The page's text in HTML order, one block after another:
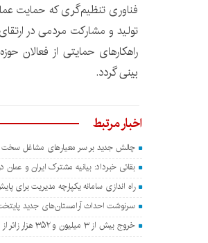
فناوری تنظیم‌گری که حمایت
تولید و مشارکت مردمی در
راهکارهای حمایتی از فعالان
بینی گردد.
اخبار مرتبط
چالش جدید بر سر معیارهای مشاغل سخت
بقائی خبرداد: بیانیه مشترک ایران و عمان
راه اندازی سامانه یکپارچه مدیریت برای
سرنوشت احداث آرامستان‌های جدید پایتخت
خروج بیش از ۳ میلیون و ۳۵۲ هزار زائر از مرزهای کشور